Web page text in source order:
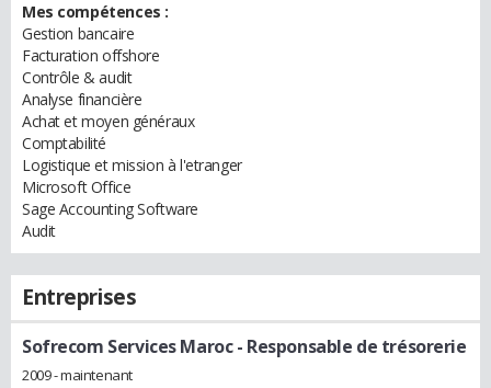
Mes compétences :
Gestion bancaire
Facturation offshore
Contrôle & audit
Analyse financière
Achat et moyen généraux
Comptabilité
Logistique et mission à l'etranger
Microsoft Office
Sage Accounting Software
Audit
Entreprises
Sofrecom Services Maroc- Responsable de trésorerie
2009 - maintenant